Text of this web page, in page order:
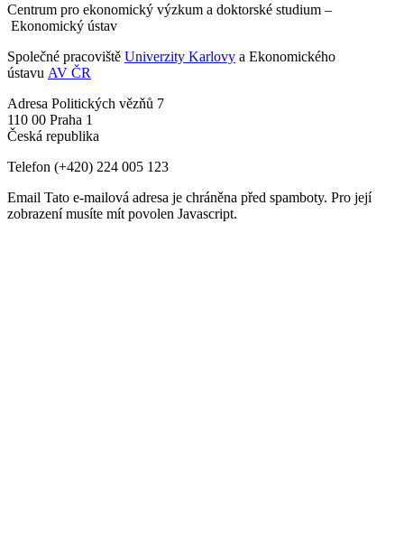
Centrum pro ekonomický výzkum a doktorské studium –
Ekonomický ústav
Společné pracoviště Univerzity Karlovy a Ekonomického
ústavu AV ČR
Adresa Politických vězňů 7
110 00 Praha 1
Česká republika
Telefon (+420) 224 005 123
Email Tato e-mailová adresa je chráněna před spamboty. Pro její
zobrazení musíte mít povolen Javascript.